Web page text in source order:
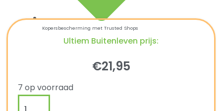
Kopersbescherming met Trusted Shops
Ultiem Buitenleven prijs:
€21,95
7 op voorraad